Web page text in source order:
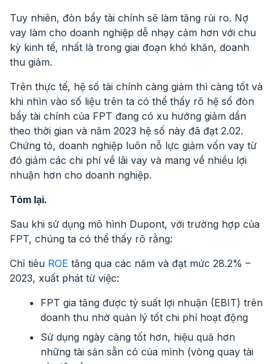
Tuy nhiên, đòn bẩy tài chính sẽ làm tăng rủi ro. Nợ
vay làm cho doanh nghiệp dễ nhạy cảm hơn với chu
kỳ kinh tế, nhất là trong giai đoạn khó khăn, doanh
thu giảm.
Trên thực tế, hệ số tài chính càng giảm thì càng tốt và
khi nhìn vào số liệu trên ta có thể thấy rõ hệ số đòn
bẩy tài chính của FPT đang có xu hướng giảm dần
theo thời gian và năm 2023 hệ số này đã đạt 2.02.
Chứng tỏ, doanh nghiệp luôn nỗ lực giảm vốn vay từ
đó giảm các chi phí về lãi vay và mang về nhiều lợi
nhuận hơn cho doanh nghiệp.
Tóm lại.
Sau khi sử dụng mô hình Dupont, với trường hợp của
FPT, chúng ta có thể thấy rõ rằng:
Chỉ tiêu ROE tăng qua các năm và đạt mức 28.2% –
2023, xuất phát từ việc:
FPT gia tăng được tỷ suất lợi nhuận (EBIT) trên
doanh thu nhờ quản lý tốt chi phí hoạt động
Sử dụng ngày càng tốt hơn, hiệu quả hơn
những tài sản sẵn có của mình (vòng quay tài